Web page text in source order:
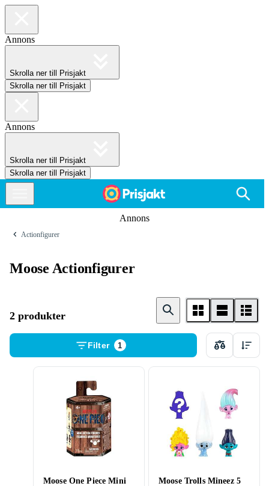
Annons
Skrolla ner till Prisjakt
Skrolla ner till Prisjakt
Annons
Skrolla ner till Prisjakt
Skrolla ner till Prisjakt
Annons
Actionfigurer
Moose Actionfigurer
2 produkter
Filter 1
Moose One Piece Mini
Moose Trolls Mineez 5